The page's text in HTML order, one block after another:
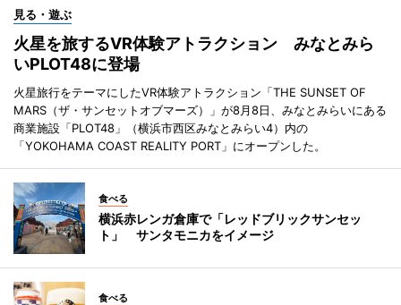
見る・遊ぶ
火星を旅するVR体験アトラクション みなとみら
いPLOT48に登場
火星旅行をテーマにしたVR体験アトラクション「THE SUNSET OF
MARS（ザ・サンセットオブマーズ）」が8月8日、みなとみらいにある
商業施設「PLOT48」（横浜市西区みなとみらい4）内の
「YOKOHAMA COAST REALITY PORT」にオープンした。
食べる
横浜赤レンガ倉庫で「レッドブリックサンセッ
ト」 サンタモニカをイメージ
食べる